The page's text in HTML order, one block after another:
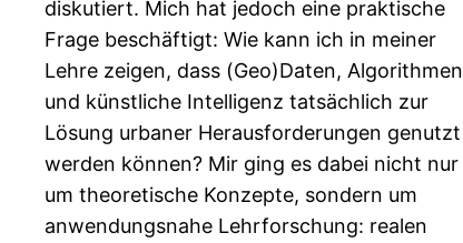
diskutiert. Mich hat jedoch eine praktische
Frage beschäftigt: Wie kann ich in meiner
Lehre zeigen, dass (Geo)Daten, Algorithmen
und künstliche Intelligenz tatsächlich zur
Lösung urbaner Herausforderungen genutzt
werden können? Mir ging es dabei nicht nur
um theoretische Konzepte, sondern um
anwendungsnahe Lehrforschung: realen